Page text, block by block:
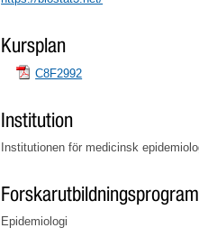
Kursplan
C8F2992
Institution
Institutionen för medicinsk
Forskarutbildningsprogram
Epidemiologi